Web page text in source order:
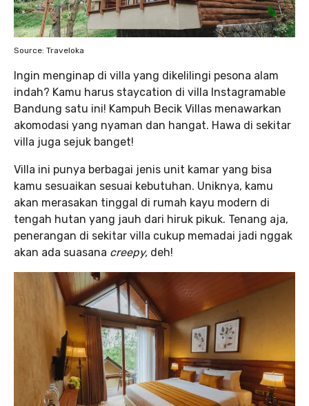
Source: Traveloka
Ingin menginap di villa yang dikelilingi pesona alam
indah? Kamu harus staycation di villa Instagramable
Bandung satu ini! Kampuh Becik Villas menawarkan
akomodasi yang nyaman dan hangat. Hawa di sekitar
villa juga sejuk banget!
Villa ini punya berbagai jenis unit kamar yang bisa
kamu sesuaikan sesuai kebutuhan. Uniknya, kamu
akan merasakan tinggal di rumah kayu modern di
tengah hutan yang jauh dari hiruk pikuk. Tenang aja,
penerangan di sekitar villa cukup memadai jadi nggak
akan ada suasana creepy, deh!